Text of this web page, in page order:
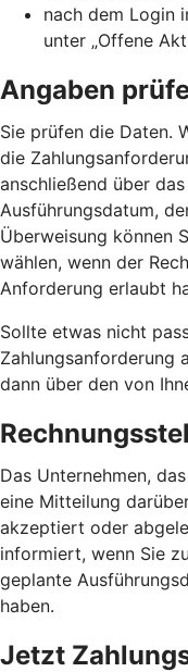
nach dem Login
unter „Offene
Angaben
Sie prüfen die Daten.
die
anschließend über
Ausführungsdatum,
Überweisung können
wählen, wenn der
Anforderung erlaubt
Sollte etwas nicht
Zahlungsanforderung
dann über den von
Das Unternehmen,
eine Mitteilung
akzeptiert oder
informiert, wenn Sie
geplante
haben.
Jetzt